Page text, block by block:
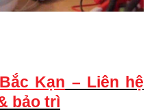
Kạn – Liên hệ
bảo trì